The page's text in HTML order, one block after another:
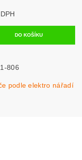
bez DPH
806
podle elektro nářadí